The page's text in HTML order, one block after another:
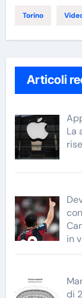
Torino
Articoli
La
in
di